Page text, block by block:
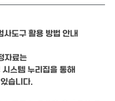
도구 활용 방법 안내
자료는
스템 누리집을 통해
습니다.